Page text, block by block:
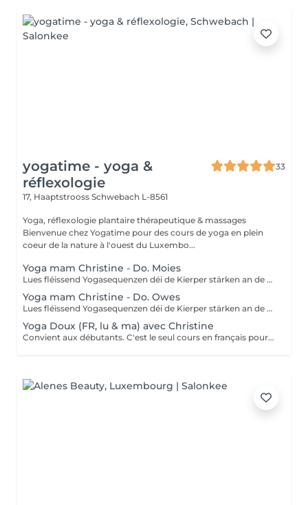
yogatime - yoga &
réflexologie
33
17, Haaptstrooss Schwebach L-8561
Yoga, réflexologie plantaire thérapeutique & massages
Bienvenue chez Yogatime pour des cours de yoga en plein
coeur de la nature à l'ouest du Luxembo...
Yoga mam Christine - Do. Moies
Lues fléissend Yogasequenzen déi de Kierper stärken an de Geescht entspanen. Fir Leit mat Yogaerfahrung an Ufänger.
Yoga mam Christine - Do. Owes
Lues fléissend Yogasequenzen déi de Kierper stärken an de Geescht entspanen. Fir Leit mat Yogaerfahrung an Ufänger.
Yoga Doux (FR, lu & ma) avec Christine
Convient aux débutants. C'est le seul cours en français pour le moment. Ce cours est composé d'exercices de mobilisation et de respiration, de postures de yoga simples et douces pour les articulations, les mouvements sont effectués lentement. Nous utilisons des briques, des coussins ou des chaises pour rendre certaines postures plus accessibles.